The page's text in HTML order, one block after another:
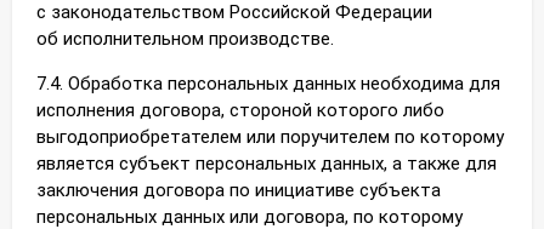
с законодательством Российской Федерации
об исполнительном производстве.
7.4. Обработка персональных данных необходима для
исполнения договора, стороной которого либо
выгодоприобретателем или поручителем по которому
является субъект персональных данных, а также для
заключения договора по инициативе субъекта
персональных данных или договора, по которому